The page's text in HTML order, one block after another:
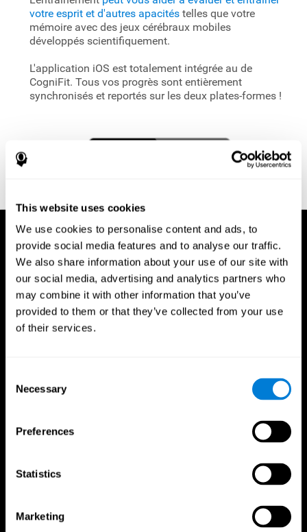
This website uses cookies
We use cookies to personalise content and ads, to
provide social media features and to analyse our traffic.
We also share information about your use of our site with
our social media, advertising and analytics partners who
may combine it with other information that you’ve
provided to them or that they’ve collected from your use
of their services.
Selection
Necessary
Preferences
Statistics
Marketing
votre esprit et d'autres apacitéstelles que votre
mémoire avec des jeux cérébraux mobiles
développés scientifiquement.
L'application iOS est totalement intégrée au de
CogniFit. Tous vos progrès sont entièrement
synchronisés et reportés sur les deux plates-formes !